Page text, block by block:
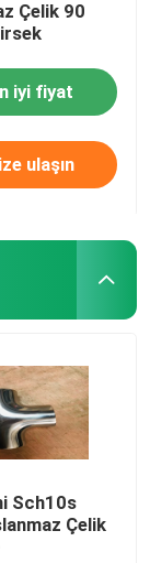
with errno
Çelik 90
iyi fiyat
ulaşın
Sch10s
Çelik